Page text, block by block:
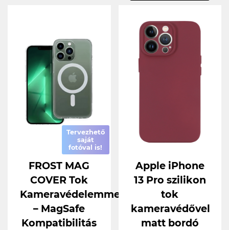
Tervezhető
saját
fotóval is!
FROST MAG
COVER Tok
Kameravédelemmel
– MagSafe
Kompatibilitás
Apple iPhone
13 Pro szilikon
tok
kameravédővel
matt bordó